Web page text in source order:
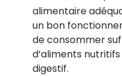
alimentaire
un bon
de consommer
d’aliments
digestif.